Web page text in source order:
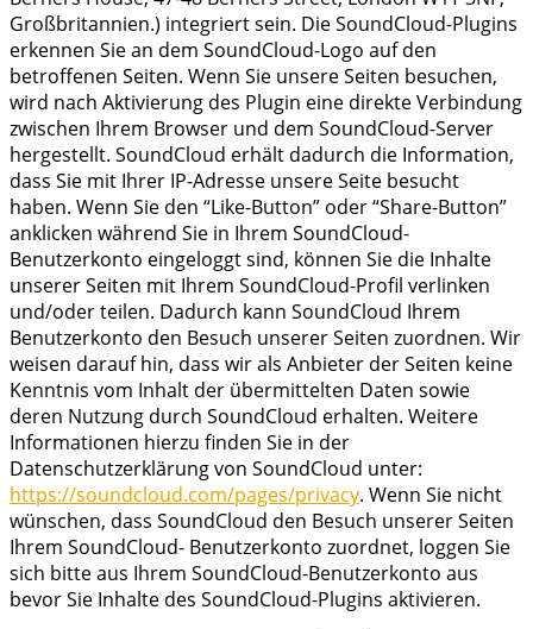
Großbritannien.) integriert sein. Die SoundCloud-Plugins
erkennen Sie an dem SoundCloud-Logo auf den
betroffenen Seiten. Wenn Sie unsere Seiten besuchen,
wird nach Aktivierung des Plugin eine direkte Verbindung
zwischen Ihrem Browser und dem SoundCloud-Server
hergestellt. SoundCloud erhält dadurch die Information,
dass Sie mit Ihrer IP-Adresse unsere Seite besucht
haben. Wenn Sie den “Like-Button” oder “Share-Button”
anklicken während Sie in Ihrem SoundCloud-
Benutzerkonto eingeloggt sind, können Sie die Inhalte
unserer Seiten mit Ihrem SoundCloud-Profil verlinken
und/oder teilen. Dadurch kann SoundCloud Ihrem
Benutzerkonto den Besuch unserer Seiten zuordnen. Wir
weisen darauf hin, dass wir als Anbieter der Seiten keine
Kenntnis vom Inhalt der übermittelten Daten sowie
deren Nutzung durch SoundCloud erhalten. Weitere
Informationen hierzu finden Sie in der
Datenschutzerklärung von SoundCloud unter:
https://soundcloud.com/pages/privacy. Wenn Sie nicht
wünschen, dass SoundCloud den Besuch unserer Seiten
Ihrem SoundCloud- Benutzerkonto zuordnet, loggen Sie
sich bitte aus Ihrem SoundCloud-Benutzerkonto aus
bevor Sie Inhalte des SoundCloud-Plugins aktivieren.